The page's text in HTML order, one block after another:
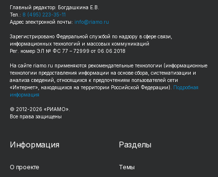
Главный редактор: Богдашкина Е.В.
Тел.: 8 (495) 223-35-11
Адрес электронной почты: info@riamo.ru
Зарегистрировано Федеральной службой по надзору в сфере связи,
информационных технологий и массовых коммуникаций
Рег. номер ЭЛ № ФС 77 – 72999 от 06.06.2018
На сайте riamo.ru применяются рекомендательные технологии (информационные
технологии предоставления информации на основе сбора, систематизации и
анализа сведений, относящихся к предпочтениям пользователей сети
«Интернет», находящихся на территории Российской Федерации).
Подробная
информация
© 2012-2026 «РИАМО».
Все права защищены
Информация
О проекте
Разделы
Темы